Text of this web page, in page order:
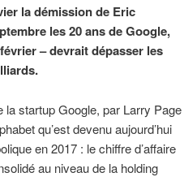
la démission de Eric
les 20 ans de Google,
– devrait dépasser les
la startup Google, par Larry Page
qu’est devenu aujourd’hui
en 2017 : le chiffre d’affaire
au niveau de la holding